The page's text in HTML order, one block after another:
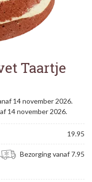
Taartje
14 november 2026.
14 november 2026.
19.95
Bezorging vanaf 7.95